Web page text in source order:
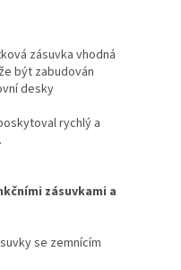
zásuvka vhodná
být zabudován
desky
rychlý a
zásuvkami a
se zemnícím